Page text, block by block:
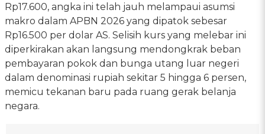
Rp17.600, angka ini telah jauh melampaui asumsi
makro dalam APBN 2026 yang dipatok sebesar
Rp16.500 per dolar AS. Selisih kurs yang melebar ini
diperkirakan akan langsung mendongkrak beban
pembayaran pokok dan bunga utang luar negeri
dalam denominasi rupiah sekitar 5 hingga 6 persen,
memicu tekanan baru pada ruang gerak belanja
negara.